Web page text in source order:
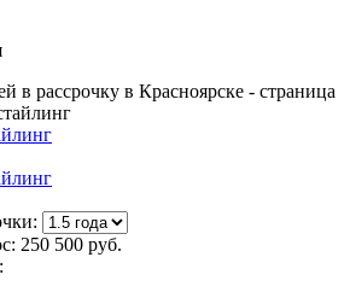
250 500 руб.